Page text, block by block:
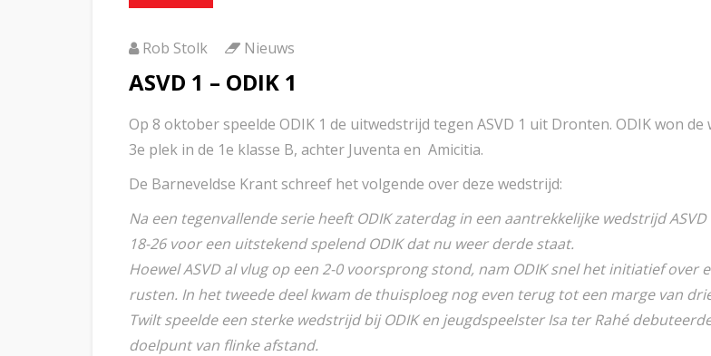
Rob Stolk Nieuws
ASVD 1 – ODIK 1
Op 8 oktober speelde ODIK 1 de uitwedstrijd tegen ASVD 1 uit Dronten. ODIK won
3e plek in de 1e klasse B, achter Juventa en Amicitia.
De Barneveldse Krant schreef het volgende over deze wedstrijd:
Na een tegenvallende serie heeft ODIK zaterdag in een aantrekkelijke wedstrijd
18-26 voor een uitstekend spelend ODIK dat nu weer derde staat.
Hoewel ASVD al vlug op een 2-0 voorsprong stond, nam ODIK snel het initiatief
rusten. In het tweede deel kwam de thuisploeg nog even terug tot een marge van
Twilt speelde een sterke wedstrijd bij ODIK en jeugdspeelster Isa ter Rahé
doelpunt van flinke afstand.